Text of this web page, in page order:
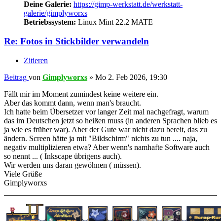
Deine Galerie: https://gimp-werkstatt.de/werkstatt-
galerie/gimplyworxs
Betriebssystem: Linux Mint 22.2 MATE
Re: Fotos in Stickbilder verwandeln
Zitieren
Beitrag von Gimplyworxs » Mo 2. Feb 2026, 19:30
Fällt mir im Moment zumindest keine weitere ein.
Aber das kommt dann, wenn man's braucht.
Ich hatte beim Übersetzer vor langer Zeit mal nachgefragt, warum
das im Deutschen jetzt so heißen muss (in anderen Sprachen blieb es
ja wie es früher war). Aber der Gute war nicht dazu bereit, das zu
ändern. Screen hätte ja mit "Bildschirm" nichts zu tun .... naja,
negativ multiplizieren etwa? Aber wenn's namhafte Software auch
so nennt ... ( Inkscape übrigens auch).
Wir werden uns daran gewöhnen ( müssen).
Viele Grüße
Gimplyworxs